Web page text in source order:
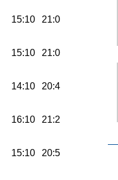
15:10 21:01
15:10 21:00
14:10 20:42
16:10 21:22
15:10 20:57